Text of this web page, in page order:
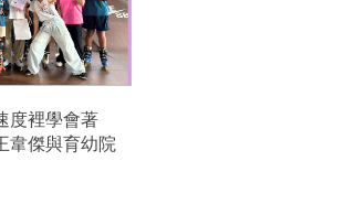
度裡學會著
韋傑與育幼院